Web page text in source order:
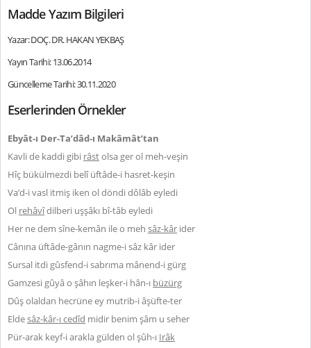
Madde Yazım Bilgileri
Yazar: DOÇ. DR. HAKAN YEKBAŞ
Yayın Tarihi: 13.06.2014
Güncelleme Tarihi: 30.11.2020
Eserlerinden Örnekler
Ebyât-ı Der-Ta’dâd-ı Makâmât’tan
Kavli de kaddi gibi râstolsa ger ol meh-veşin
Hîç bükülmezdi belî üftâde-i hasret-keşin
Va’d-i vasl itmiş iken ol döndi dôlâb eyledi
Ol rehâvîdilberi uşşâkı bî-tâb eyledi
Her ne dem sîne-kemân ile o meh sâz-kâr ider
Cânına üftâde-gânın nagme-i sâz kâr ider
Sursal itdi gûsfend-i sabrıma mânend-i gürg
Gamzesi gûyâ o şâhın leşker-i hân-ı büzürg
Dûş olaldan hecrüne ey mutrib-i âşüfte-ter
Eldesâz-kâr-ı cedîd midir benim şâm u seher
Pür-arak keyf-i arakla gülden ol şûh-ı Irâk